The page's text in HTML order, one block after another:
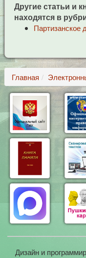
Другие статьи и
находятся в
Партизанское
Главная
Дизайн и